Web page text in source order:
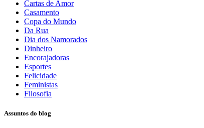
Cartas de Amor
Casamento
Copa do Mundo
Da Rua
Dia dos Namorados
Dinheiro
Encorajadoras
Esportes
Felicidade
Feministas
Filosofia
Assuntos do blog